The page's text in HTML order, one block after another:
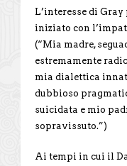
L’interesse di
iniziato con
(“Mia madre,
estremamente
mia dialettica
dubbioso
suicidata e mio
sopravissuto.”)
Ai tempi in cui il